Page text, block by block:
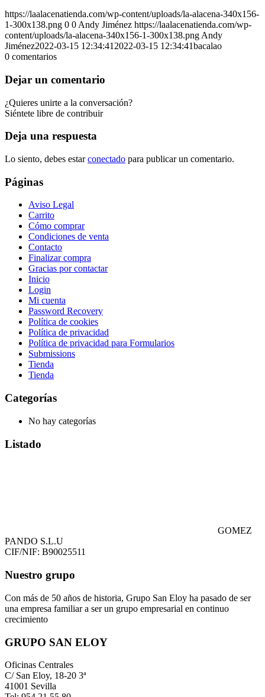
https://laalacenatienda.com/wp-content/uploads/la-alacena-340x156-
1-300x138.png 0 0 Andy Jiménez https://laalacenatienda.com/wp-
content/uploads/la-alacena-340x156-1-300x138.png Andy
Jiménez2022-03-15 12:34:41 2022-03-15 12:34:41bacalao
0 comentarios
Dejar un comentario
¿Quieres unirte a la conversación?
Siéntete libre de contribuir
Deja una respuesta
Lo siento, debes estarconectado para publicar un comentario.
Páginas
Aviso Legal
Carrito
Cómo comprar
Condiciones de venta
Contacto
Finalizar compra
Gracias por contactar
Inicio
Login
Mi cuenta
Password Recovery
Política de cookies
Política de privacidad
Política de privacidad para Formularios
Submissions
Tienda
Tienda
Categorías
No hay categorías
Listado
GOMEZ
PANDO S.L.U
CIF/NIF: B90025511
Nuestro grupo
Con más de 50 años de historia, Grupo San Eloy ha pasado de ser
una empresa familiar a ser un grupo empresarial en continuo
crecimiento
GRUPO SAN ELOY
Oficinas Centrales
C/ San Eloy, 18-20 3ª
41001 Sevilla